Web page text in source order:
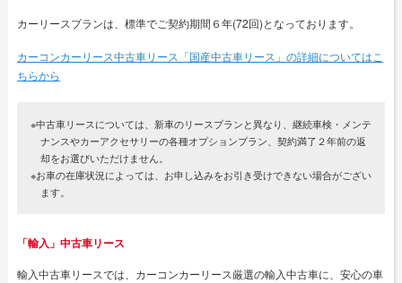
カーリースプランは、標準でご契約期間６年(72回)となっております。
カーコンカーリース中古車リース「国産中古車リース」の詳細についてはこ
ちらから
※中古車リースについては、新車のリースプランと異なり、継続車検・メンテ
ナンスやカーアクセサリーの各種オプションプラン、契約満了２年前の返
却をお選びいただけません。
※お車の在庫状況によっては、お申し込みをお引き受けできない場合がござい
ます。
「輸入」中古車リース
輸入中古車リースでは、カーコンカーリース厳選の輸入中古車に、安心の車